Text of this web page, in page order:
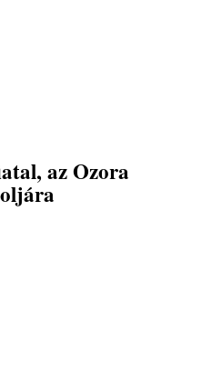
az Ozora